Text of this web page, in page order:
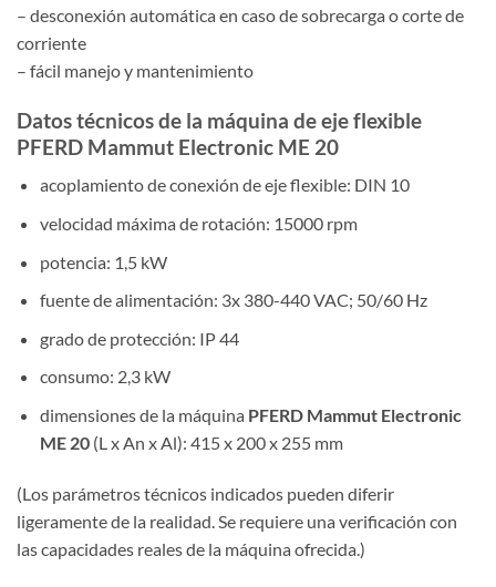
– desconexión automática en caso de sobrecarga o corte de
corriente
– fácil manejo y mantenimiento
Datos técnicos de la máquina de eje flexible
PFERD Mammut Electronic ME 20
acoplamiento de conexión de eje flexible: DIN 10
velocidad máxima de rotación: 15000 rpm
potencia: 1,5 kW
fuente de alimentación: 3x 380-440 VAC; 50/60 Hz
grado de protección: IP 44
consumo: 2,3 kW
dimensiones de la máquina PFERD Mammut Electronic
ME 20(L x An x Al): 415 x 200 x 255 mm
(Los parámetros técnicos indicados pueden diferir
ligeramente de la realidad. Se requiere una verificación con
las capacidades reales de la máquina ofrecida.)